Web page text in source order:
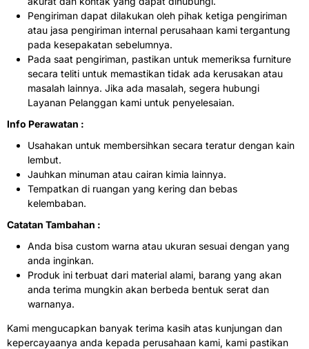
Pengiriman dapat dilakukan oleh pihak ketiga pengiriman
atau jasa pengiriman internal perusahaan kami tergantung
pada kesepakatan sebelumnya.
Pada saat pengiriman, pastikan untuk memeriksa furniture
secara teliti untuk memastikan tidak ada kerusakan atau
masalah lainnya. Jika ada masalah, segera hubungi
Layanan Pelanggan kami untuk penyelesaian.
Info Perawatan :
Usahakan untuk membersihkan secara teratur dengan kain
lembut.
Jauhkan minuman atau cairan kimia lainnya.
Tempatkan di ruangan yang kering dan bebas
kelembaban.
Catatan Tambahan :
Anda bisa custom warna atau ukuran sesuai dengan yang
anda inginkan.
Produk ini terbuat dari material alami, barang yang akan
anda terima mungkin akan berbeda bentuk serat dan
warnanya.
Kami mengucapkan banyak terima kasih atas kunjungan dan
kepercayaanya anda kepada perusahaan kami, kami pastikan